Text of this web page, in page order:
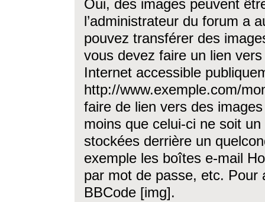
Oui, des images peuvent
l’administrateur du forum a
pouvez transférer des
vous devez faire un lien
Internet accessible
http://www.exemple.com/
faire de lien vers des
moins que celui-ci ne soit
stockées derrière un
exemple les boîtes e-mail
par mot de passe, etc. Pour
BBCode [img].